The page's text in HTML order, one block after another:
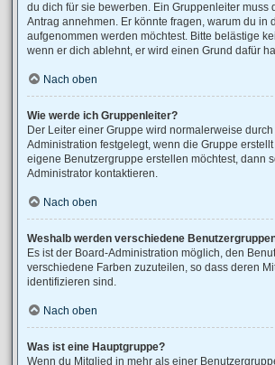
du dich für sie bewerben. Ein Gruppenleiter muss
Antrag annehmen. Er könnte fragen, warum du in
aufgenommen werden möchtest. Bitte belästige
wenn er dich ablehnt, er wird einen Grund dafür
Nach oben
Wie werde ich Gruppenleiter?
Der Leiter einer Gruppe wird normalerweise
Administration festgelegt, wenn die Gruppe
eigene Benutzergruppe erstellen möchtest, dann
Administrator kontaktieren.
Nach oben
Weshalb werden verschiedene
Es ist der Board-Administration möglich, den
verschiedene Farben zuzuteilen, so dass deren
identifizieren sind.
Nach oben
Was ist eine Hauptgruppe?
Wenn du Mitglied in mehr als einer